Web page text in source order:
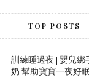
TOP POSTS
訓練睡過夜 | 嬰兒綁
奶 幫助寶寶一夜好